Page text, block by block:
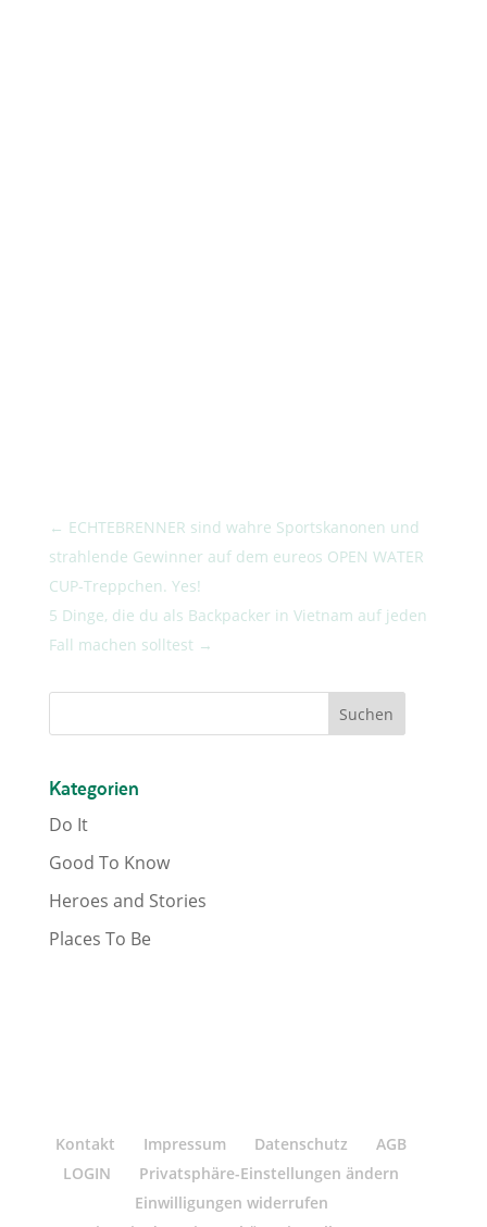
← ECHTEBRENNER sind wahre Sportskanonen und
strahlende Gewinner auf dem eureos OPEN WATER
CUP-Treppchen. Yes!
5 Dinge, die du als Backpacker in Vietnam auf jeden
Fall machen solltest→
Kategorien
Do It
Good To Know
Heroes and Stories
Places To Be
Kontakt Impressum Datenschutz
AGB
LOGIN
Privatsphäre-Einstellungen ändern
Einwilligungen widerrufen